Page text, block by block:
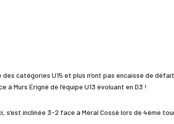
catégories U15 et plus n’ont pas encaissé de
Murs Érigné de l’équipe U13 évoluant en D3 !
s’est inclinée 3-2 face à Méral Cossé lors de 4ème